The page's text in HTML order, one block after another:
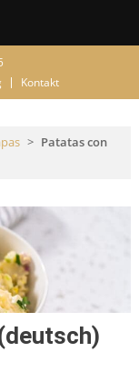
Kontakt
> Patatas con